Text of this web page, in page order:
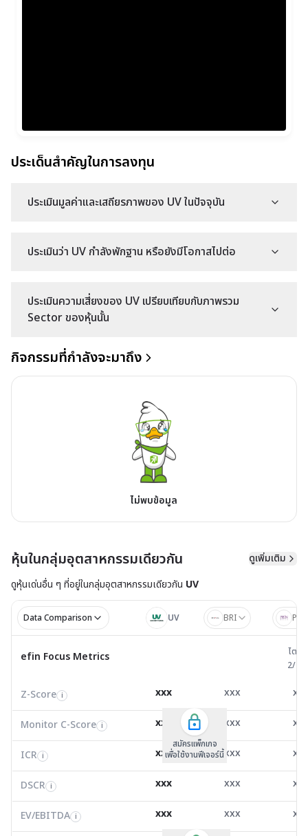
ประเด็นสำคัญในการลงทุน
ประเมินมูลค่าและเสถียรภาพของ UV ในปัจจุบัน
ประเมินว่า UV กำลังพักฐาน หรือยังมีโอกาสไปต่อ
ประเมินความเสี่ยงของ UV เปรียบเทียบกับภาพรวม
Sector ของหุ้นนั้น
กิจกรรมที่กำลังจะมาถึง
ไม่พบข้อมูล
หุ้นในกลุ่มอุตสาหกรรมเดียวกัน
ดูเพิ่มเติม
ดูหุ้นเด่นอื่น ๆ ที่อยู่ในกลุ่มอุตสาหกรรมเดียวกัน UV
Data Comparison UV BRI
efin Focus Metrics ไตรมาส
Z-Score i 0.69 0.84
Monitor C-Score
0.00 0.00
ICR i 1.45 0.13
DSCR
EV/EBITDA
10.53 45.97
FCF Yield i 54.19 0.00
efin Focus Metrics
ไตรม
2/
Z-Score i
Monitor C-Score i
ICR i
DSCR i
สมัครแพ็คเกจ B
เพื่อใช้งานฟีเจอร์นี้
EV/EBITDA
FCF Yield i
FCF/Net Income
Net Debt/EBITDA
ROIC i
สมัครแพ็คเกจ B
เพื่อใช้งานฟีเจอร์นี้
Z-Score i xxx xxx
Monitor C-Score i xxx xxx
ICR i xxx xxx
DSCR i xxx xxx
สมัครแพ็กเกจ
เพื่อใช้งานฟีเจอร์นี้
EV/EBITDA i xxx xxx